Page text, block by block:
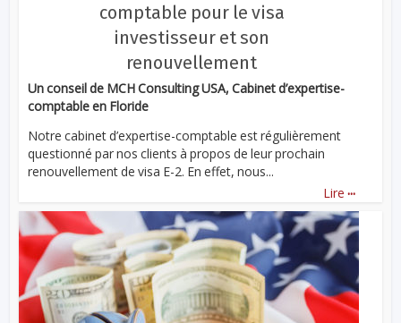
comptable pour le visa
investisseur et son
renouvellement
Un conseil de MCH Consulting USA, Cabinet d’expertise-
comptable en Floride
Notre cabinet d’expertise-comptable est régulièrement
questionné par nos clients à propos de leur prochain
renouvellement de visa E-2. En effet, nous...
Lire ...